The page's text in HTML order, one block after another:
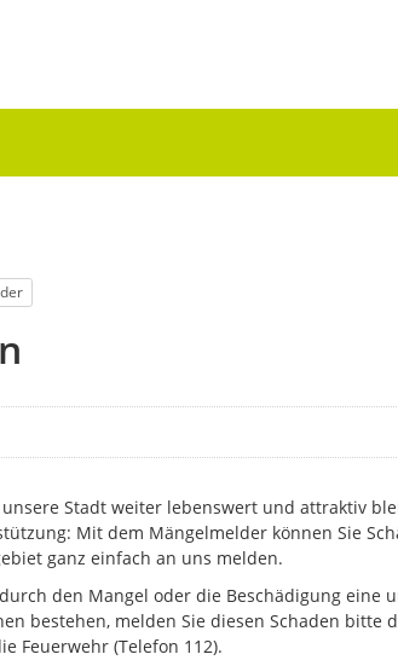
Stadt weiter lebenswert und attraktiv
Mit dem Mängelmelder können Sie
ganz einfach an uns melden.
den Mangel oder die Beschädigung eine
bestehen, melden Sie diesen Schaden bitte
Feuerwehr (Telefon 112).